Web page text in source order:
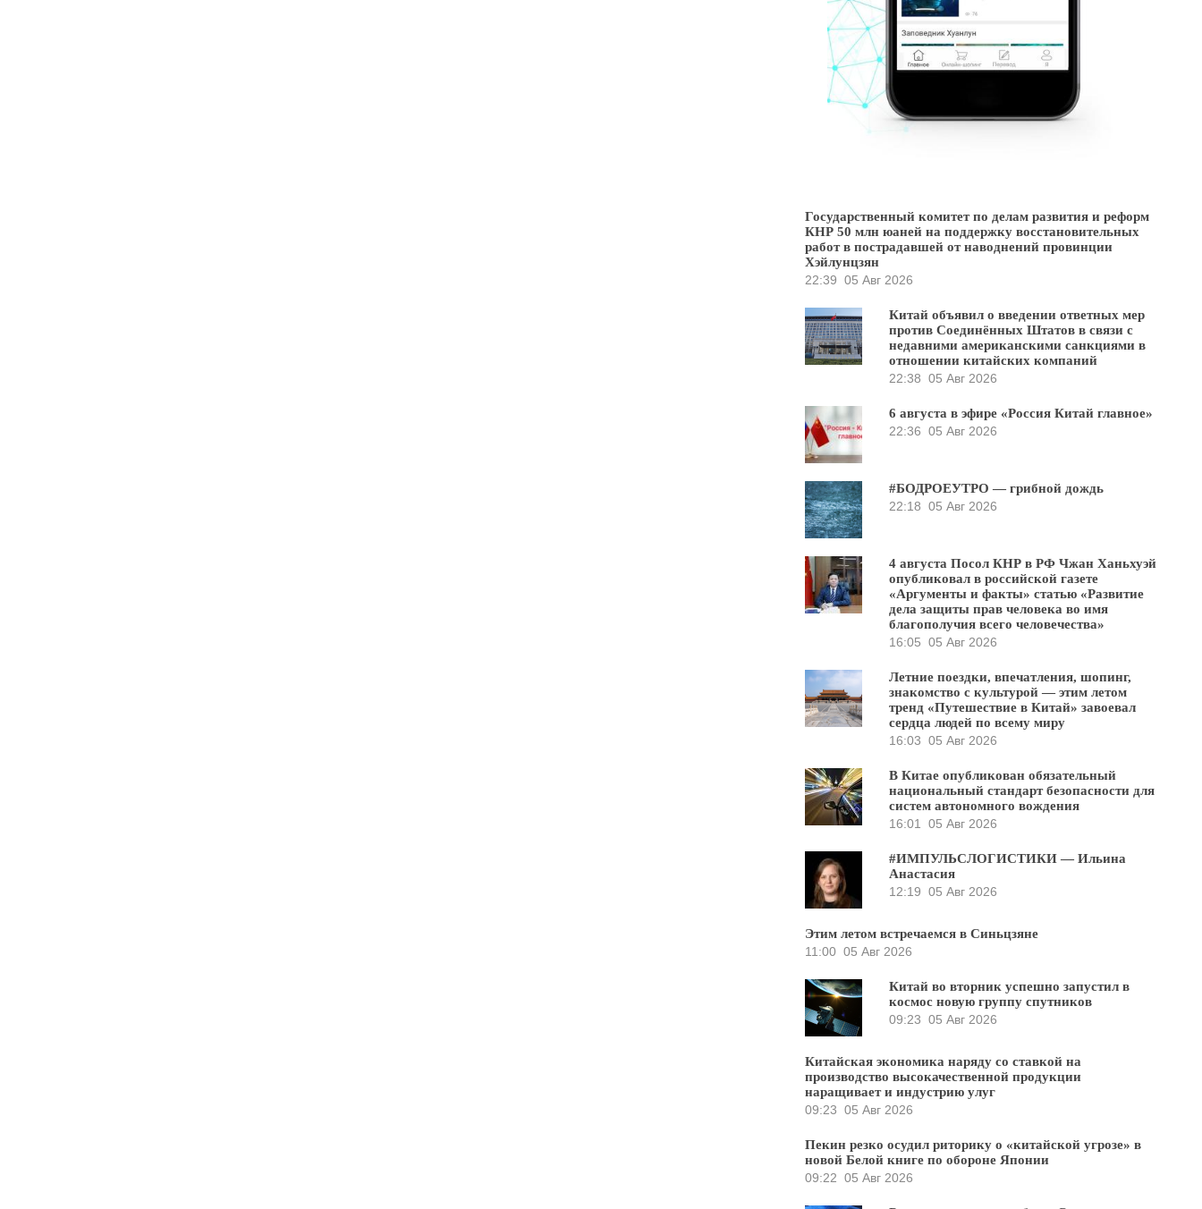
Государственный комитет по делам развития и реформ
КНР 50 млн юаней на поддержку восстановительных
работ в пострадавшей от наводнений провинции
Хэйлунцзян
22:39 05 Авг 2026
Китай объявил о введении ответных мер
против Соединённых Штатов в связи с
недавними американскими санкциями в
отношении китайских компаний
22:38 05 Авг 2026
6 августа в эфире «Россия Китай главное»
22:36 05 Авг 2026
#БОДРОЕУТРО — грибной дождь
22:18 05 Авг 2026
4 августа Посол КНР в РФ Чжан Ханьхуэй
опубликовал в российской газете
«Аргументы и факты» статью «Развитие
дела защиты прав человека во имя
благополучия всего человечества»
16:05 05 Авг 2026
Летние поездки, впечатления, шопинг,
знакомство с культурой — этим летом
тренд «Путешествие в Китай» завоевал
сердца людей по всему миру
16:03 05 Авг 2026
В Китае опубликован обязательный
национальный стандарт безопасности для
систем автономного вождения
16:01
05 Авг 2026
#ИМПУЛЬСЛОГИСТИКИ — Ильина
Анастасия
12:19 05 Авг 2026
Этим летом встречаемся в Синьцзяне
11:00 05 Авг 2026
Китай во вторник успешно запустил в
космос новую группу спутников
09:23 05 Авг 2026
Китайская экономика наряду со ставкой на
производство высокачественной продукции
наращивает и индустрию улуг
09:23 05 Авг 2026
Пекин резко осудил риторику о «китайской угрозе» в
новой Белой книге по обороне Японии
09:22 05 Авг 2026